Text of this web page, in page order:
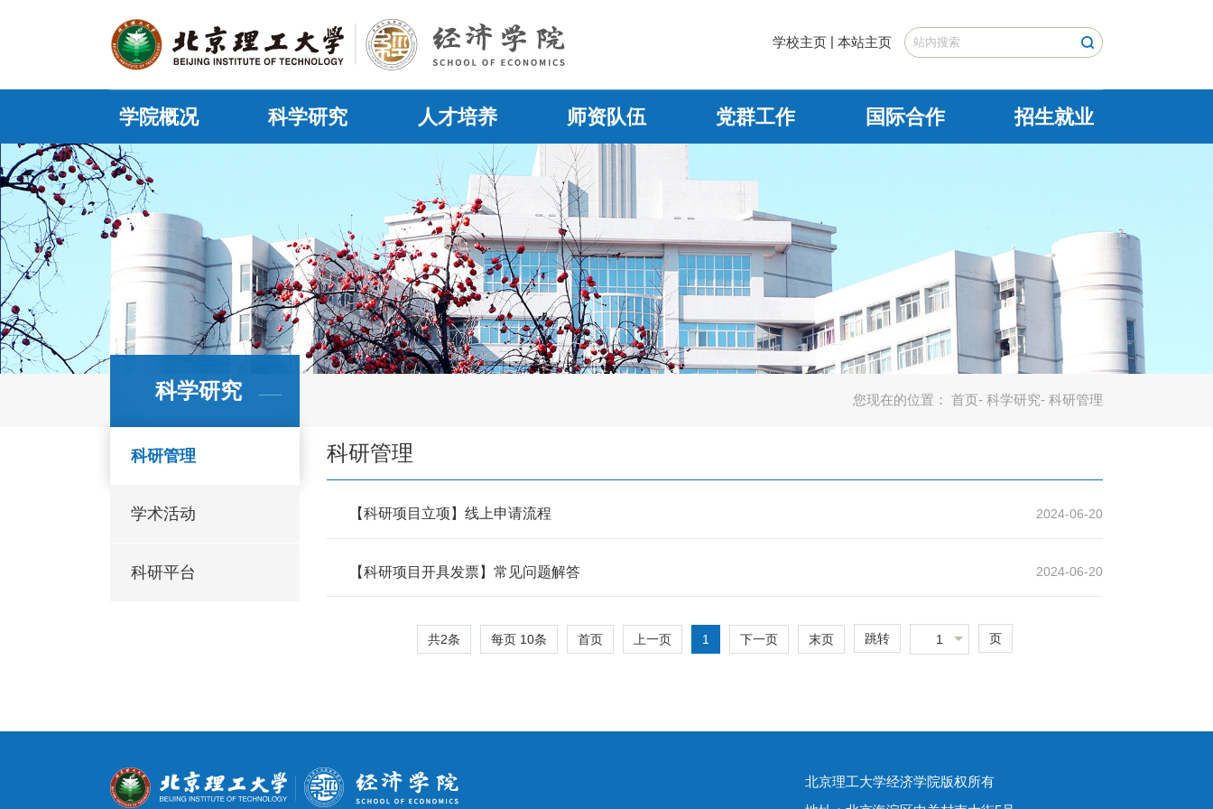
学校主页 | 本站主页
学院概况 科学研究 人才培养 师资队伍 党群工作 国际合作 招生就业
您现在的位置： 首页- 科学研究- 科研管理
科学研究
科研管理
学术活动
科研平台
科研管理
【科研项目立项】线上申请流程 2024-06-20
【科研项目开具发票】常见问题解答 2024-06-20
共2条 每页 10条 首页 上一页 1 下一页 末页 跳转 1 页
北京理工大学经济学院版权所有